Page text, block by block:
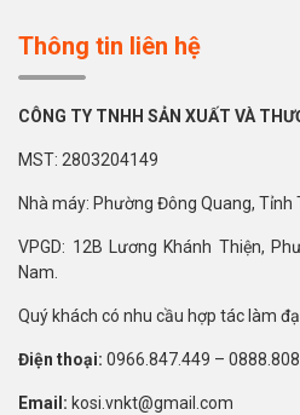
Thông tin liên hệ
CÔNG TY TNHH SẢN XUẤT VÀ
MST: 2803204149
Nhà máy: Phường Đông Quang, Tỉnh
VPGD: 12B Lương Khánh Thiện,
Nam.
Quý khách có nhu cầu hợp tác làm
Điện thoại: 0966.847.449 –
Email: kosi.vnkt@gmail.com